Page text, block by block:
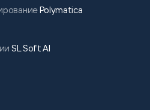
Polymatica
SL Soft AI